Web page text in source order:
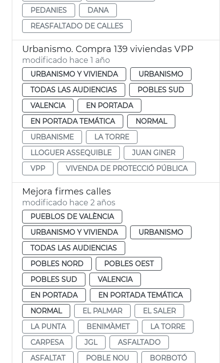
PEDANIES
DANA
REASFALTADO DE CALLES
Urbanismo. Compra 139 viviendas VPP
modificado hace 1 año
URBANISMO Y VIVIENDA
URBANISMO
TODAS LAS AUDIENCIAS
POBLES SUD
VALENCIA
EN PORTADA
EN PORTADA TEMÁTICA
NORMAL
URBANISME
LA TORRE
LLOGUER ASSEQUIBLE
JUAN GINER
VPP
VIVENDA DE PROTECCIÓ PÚBLICA
Mejora firmes calles
modificado hace 2 años
PUEBLOS DE VALÈNCIA
URBANISMO Y VIVIENDA
URBANISMO
TODAS LAS AUDIENCIAS
POBLES NORD
POBLES OEST
POBLES SUD
VALENCIA
EN PORTADA
EN PORTADA TEMÁTICA
NORMAL
EL PALMAR
EL SALER
LA PUNTA
BENIMÀMET
LA TORRE
CARPESA
JGL
ASFALTADO
ASFALTAT
POBLE NOU
BORBOTÓ